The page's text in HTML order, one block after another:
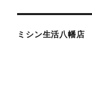
ミシン生活八幡店